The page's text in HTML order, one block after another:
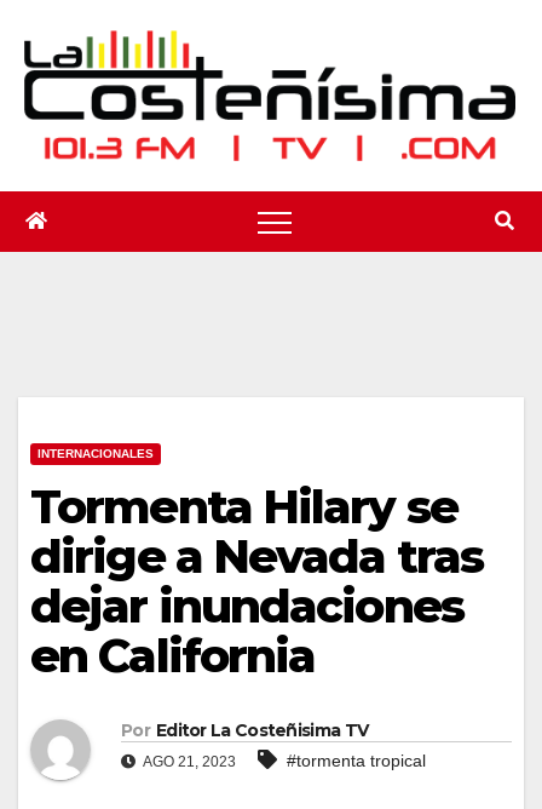
contenido
INTERNACIONALES
Tormenta Hilary se
dirige a Nevada tras
dejar inundaciones
en California
Por Editor La Costeñisima TV
AGO 21, 2023 #tormenta tropical